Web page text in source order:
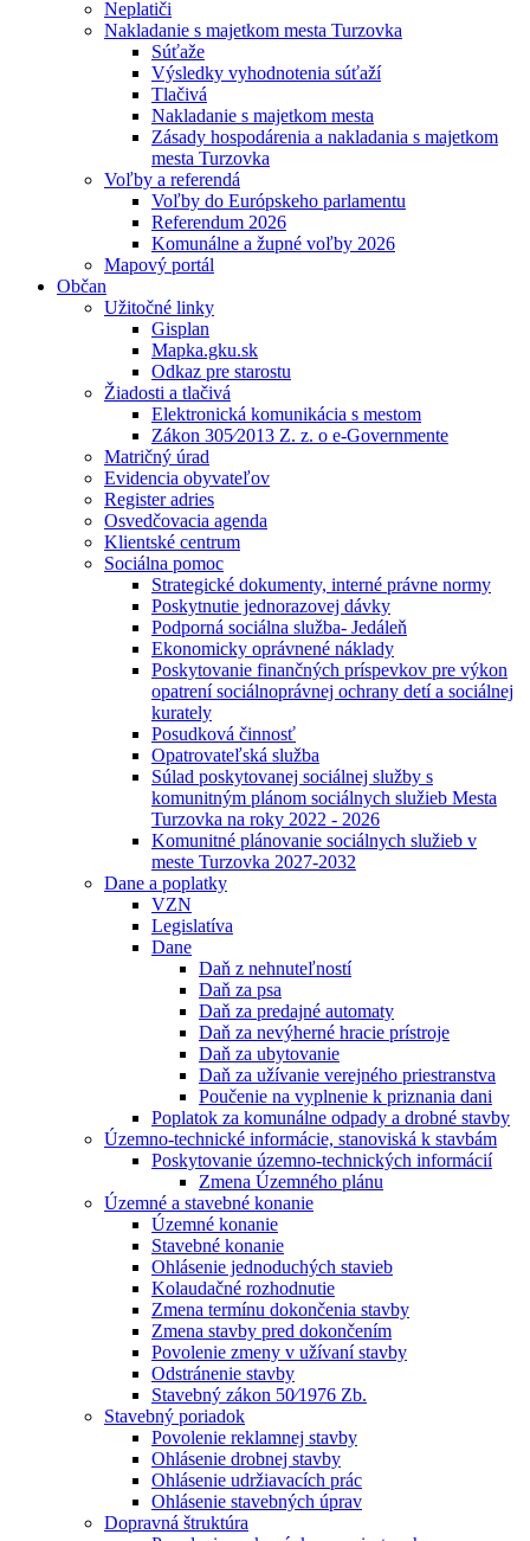
Neplatiči
Nakladanie s majetkom mesta Turzovka
Súťaže
Výsledky vyhodnotenia súťaží
Tlačivá
Nakladanie s majetkom mesta
Zásady hospodárenia a nakladania s majetkom
mesta Turzovka
Voľby a referendá
Voľby do Európskeho parlamentu
Referendum 2026
Komunálne a župné voľby 2026
Mapový portál
Občan
Užitočné linky
Gisplan
Mapka.gku.sk
Odkaz pre starostu
Žiadosti a tlačivá
Elektronická komunikácia s mestom
Zákon 305⁄2013 Z. z. o e-Governmente
Matričný úrad
Evidencia obyvateľov
Register adries
Osvedčovacia agenda
Klientské centrum
Sociálna pomoc
Strategické dokumenty, interné právne normy
Poskytnutie jednorazovej dávky
Podporná sociálna služba- Jedáleň
Ekonomicky oprávnené náklady
Poskytovanie finančných príspevkov pre výkon
opatrení sociálnoprávnej ochrany detí a sociálnej
kurately
Posudková činnosť
Opatrovateľská služba
Súlad poskytovanej sociálnej služby s
komunitným plánom sociálnych služieb Mesta
Turzovka na roky 2022 - 2026
Komunitné plánovanie sociálnych služieb v
meste Turzovka 2027-2032
Dane a poplatky
VZN
Legislatíva
Dane
Daň z nehnuteľností
Daň za psa
Daň za predajné automaty
Daň za nevýherné hracie prístroje
Daň za ubytovanie
Daň za užívanie verejného priestranstva
Poučenie na vyplnenie k priznania dani
Poplatok za komunálne odpady a drobné stavby
Územno-technické informácie, stanoviská k stavbám
Poskytovanie územno-technických informácií
Zmena Územného plánu
Územné a stavebné konanie
Územné konanie
Stavebné konanie
Ohlásenie jednoduchých stavieb
Kolaudačné rozhodnutie
Zmena termínu dokončenia stavby
Zmena stavby pred dokončením
Povolenie zmeny v užívaní stavby
Odstránenie stavby
Stavebný zákon 50⁄1976 Zb.
Stavebný poriadok
Povolenie reklamnej stavby
Ohlásenie drobnej stavby
Ohlásenie udržiavacích prác
Ohlásenie stavebných úprav
Dopravná štruktúra